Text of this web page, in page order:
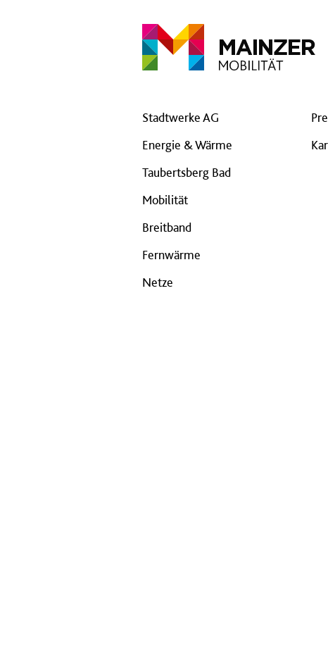
Stadtwerke AG
Energie & Wärme
Taubertsberg Bad
Mobilität
Breitband
Fernwärme
Netze